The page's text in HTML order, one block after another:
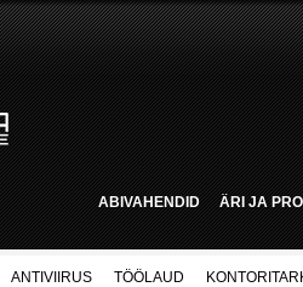
ABIVAHENDID ÄRI JA
ANTIVIIRUS TÖÖLAUD